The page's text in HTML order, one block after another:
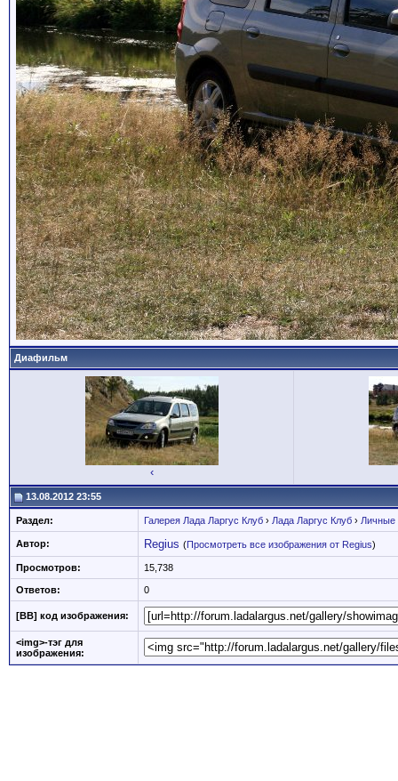
Диафильм
‹
13.08.2012 23:55
Раздел: Галерея Лада Ларгус Клуб › Лада Ларгус Клуб ›
Автор: Regius (Просмотреть все изображения от Regius)
Просмотров: 15,738
Ответов: 0
[BB] код изображения:
<img>-тэг для
изображения: